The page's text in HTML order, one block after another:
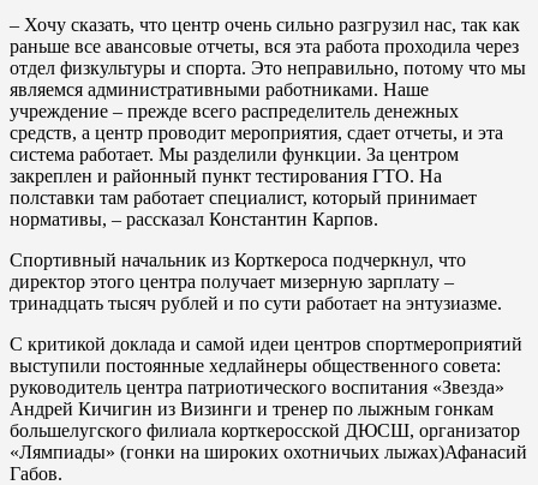
– Хочу сказать, что центр очень сильно разгрузил нас, так как
раньше все авансовые отчеты, вся эта работа проходила через
отдел физкультуры и спорта. Это неправильно, потому что мы
являемся административными работниками. Наше
учреждение – прежде всего распределитель денежных
средств, а центр проводит мероприятия, сдает отчеты, и эта
система работает. Мы разделили функции. За центром
закреплен и районный пункт тестирования ГТО. На
полставки там работает специалист, который принимает
нормативы, – рассказал Константин Карпов.
Спортивный начальник из Корткероса подчеркнул, что
директор этого центра получает мизерную зарплату –
тринадцать тысяч рублей и по сути работает на энтузиазме.
С критикой доклада и самой идеи центров спортмероприятий
выступили постоянные хедлайнеры общественного совета:
руководитель центра патриотического воспитания «Звезда»
Андрей Кичигин из Визинги и тренер по лыжным гонкам
большелугского филиала корткеросской ДЮСШ, организатор
«Лямпиады» (гонки на широких охотничьих лыжах)Афанасий
Габов.